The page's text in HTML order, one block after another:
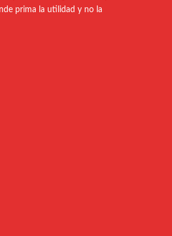
prima la utilidad y no la